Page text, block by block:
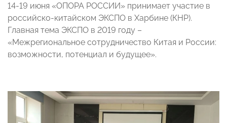
14-19 июня «ОПОРА РОССИИ» принимает участие в
российско-китайском ЭКСПО в Харбине (КНР).
Главная тема ЭКСПО в 2019 году –
«Межрегиональное сотрудничество Китая и России:
возможности, потенциал и будущее».